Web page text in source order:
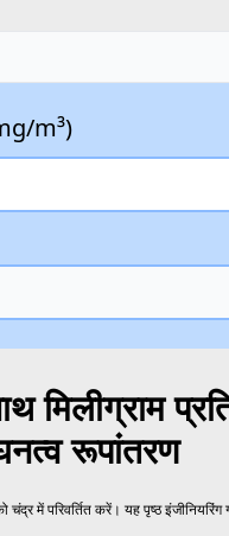
m³)
मिलीग्राम
रूपांतरण
में परिवर्तित करें। यह पृष्ठ